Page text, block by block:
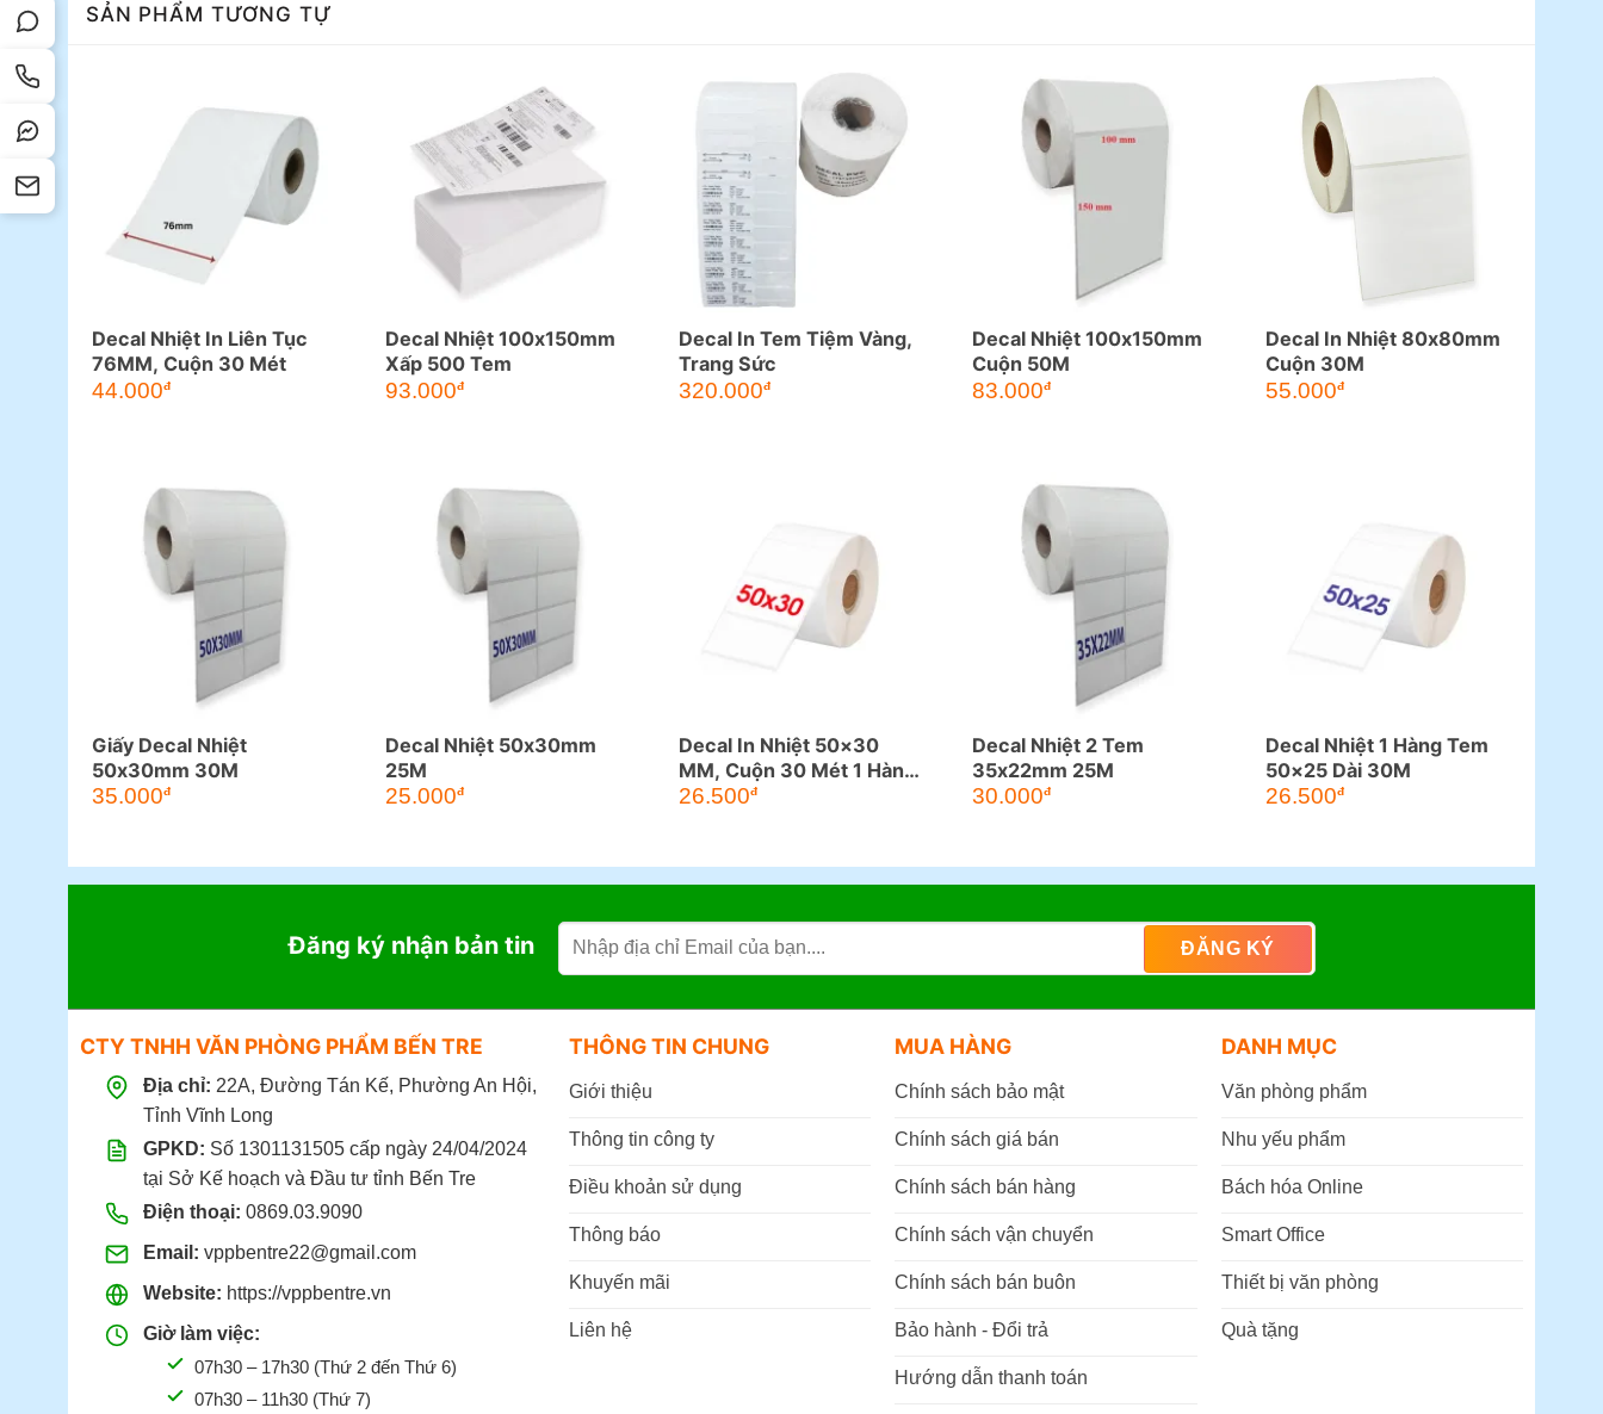
SẢN PHẨM TƯƠNG TỰ
Decal Nhiệt In Liên Tục
76MM, Cuộn 30 Mét
44.000đ
Decal Nhiệt 100x150mm
Xấp 500 Tem
93.000đ
Decal In Tem Tiệm Vàng,
Trang Sức
320.000đ
Decal Nhiệt 100x150mm
Cuộn 50M
83.000đ
Decal In Nhiệt 80x80mm
Cuộn 30M
55.000đ
Giấy Decal Nhiệt
50x30mm 30M
35.000đ
Decal Nhiệt 50x30mm
25M
25.000đ
Decal In Nhiệt 50×30
MM, Cuộn 30 Mét 1 Hàng
Tem
26.500đ
Decal Nhiệt 2 Tem
35x22mm 25M
30.000đ
Decal Nhiệt 1 Hàng Tem
50×25 Dài 30M
26.500đ
Đăng ký nhận bản tin
CTY TNHH VĂN PHÒNG PHẨM BẾN TRE
Địa chỉ: 22A, Đường Tán Kế, Phường An Hội,
Tỉnh Vĩnh Long
GPKD: Số 1301131505 cấp ngày 24/04/2024
tại Sở Kế hoạch và Đầu tư tỉnh Bến Tre
Điện thoại: 0869.03.9090
Email: vppbentre22@gmail.com
Website: https://vppbentre.vn
Giờ làm việc:
07h30 – 17h30 (Thứ 2 đến Thứ 6)
07h30 – 11h30 (Thứ 7)
THÔNG TIN CHUNG
Giới thiệu
Thông tin công ty
Điều khoản sử dụng
Thông báo
Khuyến mãi
Liên hệ
MUA HÀNG
Chính sách bảo mật
Chính sách giá bán
Chính sách bán hàng
Chính sách vận chuyển
Chính sách bán buôn
Bảo hành - Đổi trả
Hướng dẫn thanh toán
DANH MỤC
Văn phòng phẩm
Nhu yếu phẩm
Bách hóa Online
Smart Office
Thiết bị văn phòng
Quà tặng